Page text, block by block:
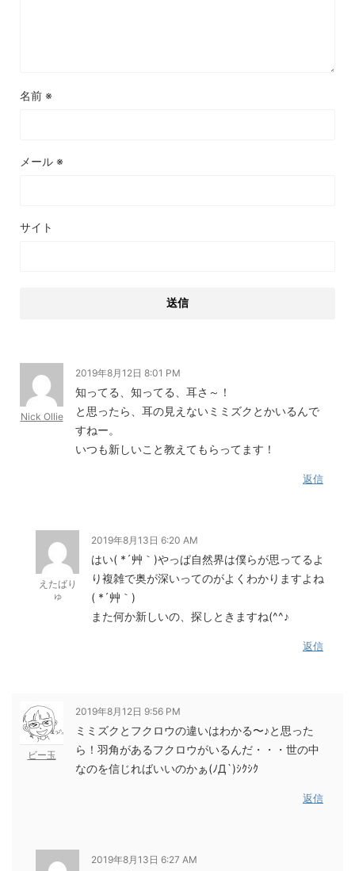
名前 ※
メール ※
サイト
Nick Ollie
2019年8月12日 8:01 PM
知ってる、知ってる、耳さ～！
と思ったら、耳の見えないミミズクとかいるんで
すねー。
いつも新しいこと教えてもらってます！
返信
えたばり
ゅ
2019年8月13日 6:20 AM
はい( *´艸｀)やっぱ自然界は僕らが思ってるよ
り複雑で奥が深いってのがよくわかりますよね
( *´艸｀)
また何か新しいの、探しときますね(^^♪
返信
ビー玉
2019年8月12日 9:56 PM
ミミズクとフクロウの違いはわかる〜♪と思った
ら！羽角があるフクロウがいるんだ・・・世の中
なのを信じればいいのかぁ(ﾉД`)ｼｸｼｸ
返信
2019年8月13日 6:27 AM